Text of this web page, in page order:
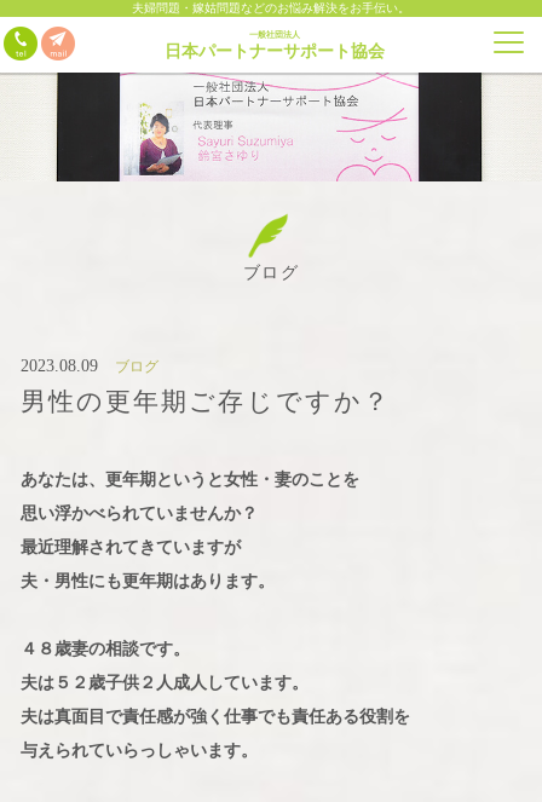
夫婦問題・嫁姑問題などのお悩み解決をお手伝い。
一般社団法人
日本パートナーサポート協会
ブログ
2023.08.09 ブログ
男性の更年期ご存じですか？
あなたは、更年期というと女性・妻のことを
思い浮かべられていませんか？
最近理解されてきていますが
夫・男性にも更年期はあります。
４８歳妻の相談です。
夫は５２歳子供２人成人しています。
夫は真面目で責任感が強く仕事でも責任ある役割を
与えられていらっしゃいます。